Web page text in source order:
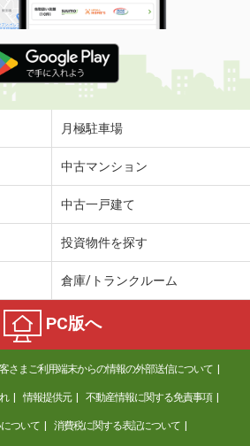
月極駐車場
中古マンション
中古一戸建て
投資物件を探す
倉庫/トランクルーム
PC版へ
さまご利用端末からの情報の外部送信について
情報提供元 不動産情報に関する免責事項
ついて 消費税に関する表記について